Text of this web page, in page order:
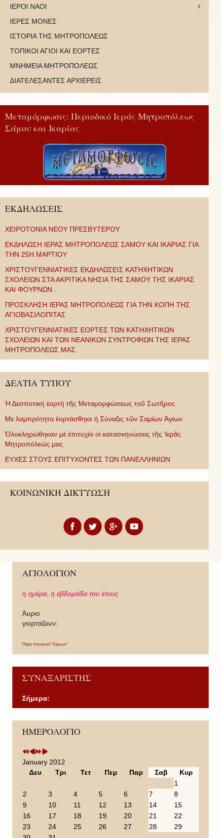
ΙΕΡΟΙ ΝΑΟΙ
ΙΕΡΕΣ ΜΟΝΕΣ
ΙΣΤΟΡΙΑ ΤΗΣ ΜΗΤΡΟΠΟΛΕΩΣ
ΤΟΠΙΚΟΙ ΑΓΙΟΙ ΚΑΙ ΕΟΡΤΕΣ
ΜΝΗΜΕΙΑ ΜΗΤΡΟΠΟΛΕΩΣ
ΔΙΑΤΕΛΕΣΑΝΤΕΣ ΑΡΧΙΕΡΕΙΣ
Μεταμόρφωσις: Περιοδικό Ιεράς Μητροπόλεως
Σάμου και Ικαρίας
ΕΚΔΗΛΩΣΕΙΣ
ΧΕΙΡΟΤΟΝΙΑ ΝΕΟΥ ΠΡΕΣΒΥΤΕΡΟΥ
ΕΚΔΗΛΩΣΗ ΙΕΡΑΣ ΜΗΤΡΟΠΟΛΕΩΣ ΣΑΜΟΥ ΚΑΙ ΙΚΑΡΙΑΣ ΓΙΑ
ΤΗΝ 25Η ΜΑΡΤΙΟΥ
ΧΡΙΣΤΟΥΓΕΝΝΙΑΤΙΚΕΣ ΕΚΔΗΛΩΣΕΙΣ ΚΑΤΗΧΗΤΙΚΩΝ
ΣΧΟΛΕΙΩΝ ΣΤΑ ΑΚΡΙΤΙΚΑ ΝΗΣΙΑ ΤΗΣ ΣΑΜΟΥ ΤΗΣ ΙΚΑΡΙΑΣ
ΚΑΙ ΦΟΥΡΝΩΝ .
ΠΡΟΣΚΛΗΣΗ ΙΕΡΑΣ ΜΗΤΡΟΠΟΛΕΩΣ ΓΙΑ ΤΗΝ ΚΟΠΗ ΤΗΣ
ΑΓΙΟΒΑΣΙΛΟΠΙΤΑΣ
ΧΡΙΣΤΟΥΓΕΝΝΙΑΤΙΚΕΣ ΕΟΡΤΕΣ ΤΩΝ ΚΑΤΗΧΗΤΙΚΩΝ
ΣΧΟΛΕΙΩΝ ΚΑΙ ΤΩΝ ΝΕΑΝΙΚΩΝ ΣΥΝΤΡΟΦΙΩΝ ΤΗΣ ΙΕΡΑΣ
ΜΗΤΡΟΠΟΛΕΩΣ ΜΑΣ.
ΔΕΛΤΙΑ ΤΥΠΟΥ
Ἡ Δεσποτική ἑορτή τῆς Μεταμορφώσεως τοῦ Σωτῆρος
Με λαμπρότητα ἑορτάσθηκε ἡ Σύναξις τῶν Σαμίων Ἁγίων
Ὁλοκληρώθηκαν μὲ ἐπιτυχία οἱ κατασκηνώσεις τῆς Ἱερᾶς
Μητροπόλεώς μας
ΕΥΧΕΣ ΣΤΟΥΣ ΕΠΙΤΥΧΟΝΤΕΣ ΤΩΝ ΠΑΝΕΛΛΗΝΙΩΝ
ΚΟΙΝΩΝΙΚΗ ΔΙΚΤΥΩΣΗ
ΑΓΙΟΛΟΓΙΟΝ
η ημέρα, η εβδομάδα του έτους
Άυριο
γιορτάζουν:
Πηγή: Λογισμικό "Σήμερα"
ΣΥΝΑΞΑΡΙΣΤΗΣ
Σήμερα:
ΗΜΕΡΟΛΟΓΙΟ
P
r
v
i
e
a
r
P
r
v
i
o
n
t
N
e
t
Y
e
N
e
t
M
January 2012
Δευ
Τρι Τετ Πεμ Παρ Σαβ
Κυρ
1
2
3 4 5 6 7
8
9
10 11 12 13 14
15
16
17 18 19 20 21
22
23
24 25 26 27 28
29